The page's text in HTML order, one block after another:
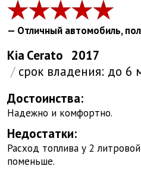
— Отличный автомобиль,
Kia Cerato 2017
/срок владения: до 6
Достоинства:
Надежно и комфортно.
Недостатки:
Расход топлива у 2
поменьше.